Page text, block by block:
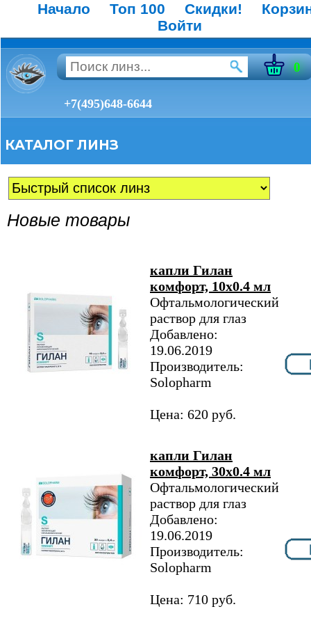
Начало Топ 100 Скидки!
Войти
0
+7(495)648-6644
КАТАЛОГ ЛИНЗ
Новые товары
капли Гилан
комфорт, 10х0.4 мл
Офтальмологический
раствор для глаз
Добавлено:
19.06.2019
Производитель:
Solopharm
Цена: 620 руб.
капли Гилан
комфорт, 30х0.4 мл
Офтальмологический
раствор для глаз
Добавлено:
19.06.2019
Производитель:
Solopharm
Цена: 710 руб.